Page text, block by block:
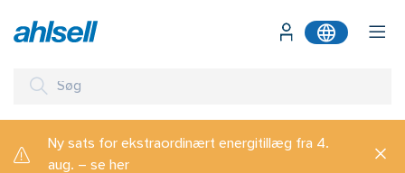
Ny sats for ekstraordinært energitillæg fra 4.
aug. – se her